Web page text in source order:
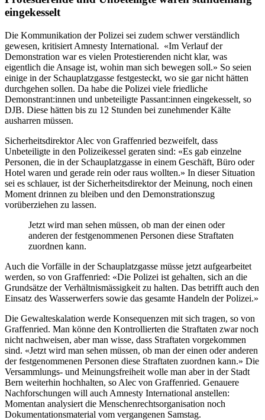
eingekesselt
Die Kommunikation der Polizei sei zudem schwer verständlich
gewesen, kritisiert Amnesty International. «Im Verlauf der
Demonstration war es vielen Protestierenden nicht klar, was
eigentlich die Ansage ist, wohin man sich bewegen soll.» So seien
einige in der Schauplatzgasse festgesteckt, wo sie gar nicht hätten
durchgehen sollen. Da habe die Polizei viele friedliche
Demonstrant:innen und unbeteiligte Passant:innen eingekesselt, so
DJB. Diese hätten bis zu 12 Stunden bei zunehmender Kälte
ausharren müssen.
Sicherheitsdirektor Alec von Graffenried bezweifelt, dass
Unbeteiligte in den Polizeikessel geraten sind: «Es gab einzelne
Personen, die in der Schauplatzgasse in einem Geschäft, Büro oder
Hotel waren und gerade rein oder raus wollten.» In dieser Situation
sei es schlauer, ist der Sicherheitsdirektor der Meinung, noch einen
Moment drinnen zu bleiben und den Demonstrationszug
vorüberziehen zu lassen.
Jetzt wird man sehen müssen, ob man der einen oder
anderen der festgenommenen Personen diese Straftaten
zuordnen kann.
Auch die Vorfälle in der Schauplatzgasse müsse jetzt aufgearbeitet
werden, so von Graffenried: «Die Polizei ist gehalten, sich an die
Grundsätze der Verhältnismässigkeit zu halten. Das betrifft auch den
Einsatz des Wasserwerfers sowie das gesamte Handeln der Polizei.»
Die Gewalteskalation werde Konsequenzen mit sich tragen, so von
Graffenried. Man könne den Kontrollierten die Straftaten zwar noch
nicht nachweisen, aber man wisse, dass Straftaten vorgekommen
sind. «Jetzt wird man sehen müssen, ob man der einen oder anderen
der festgenommenen Personen diese Straftaten zuordnen kann.» Die
Versammlungs- und Meinungsfreiheit wolle man aber in der Stadt
Bern weiterhin hochhalten, so Alec von Graffenried. Genauere
Nachforschungen will auch Amnesty International anstellen:
Momentan analysiert die Menschenrechtsorganisation noch
Dokumentationsmaterial vom vergangenen Samstag.